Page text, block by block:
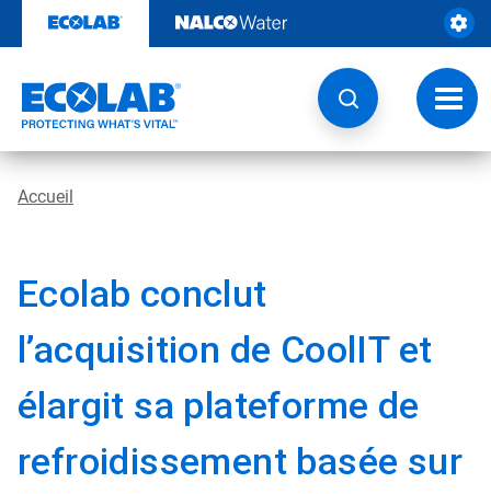
contenu​​​​​​​
à
Accueil
Ecolab conclut
l’acquisition de CoolIT et
élargit sa plateforme de
refroidissement basée sur